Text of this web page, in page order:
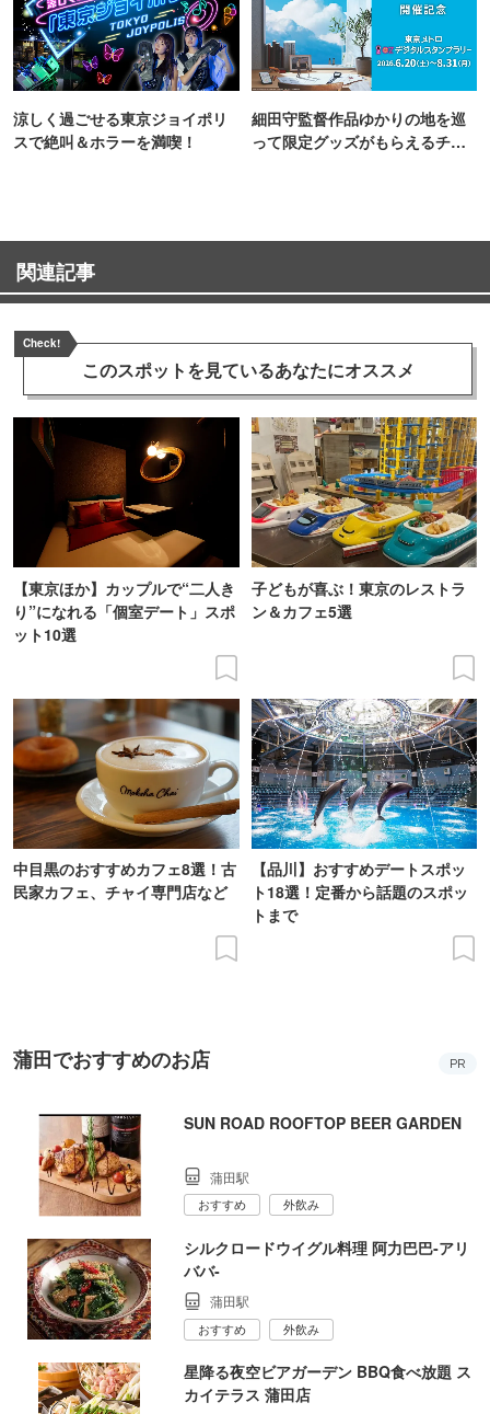
涼しく過ごせる東京ジョイポリ
スで絶叫＆ホラーを満喫！
細田守監督作品ゆかりの地を巡
って限定グッズがもらえるチャ
関連記事
Check!
このスポットを見ているあなたにオススメ
【東京ほか】カップルで“二人き
り”になれる「個室デート」スポ
ット10選
子どもが喜ぶ！東京のレストラ
ン＆カフェ5選
中目黒のおすすめカフェ8選！古
民家カフェ、チャイ専門店など
【品川】おすすめデートスポッ
ト18選！定番から話題のスポッ
トまで
蒲田でおすすめのお店 PR
SUN ROAD ROOFTOP BEER GARDEN
蒲田駅
おすすめ 外飲み
シルクロードウイグル料理 阿力巴巴‐アリ
ババ‐
蒲田駅
おすすめ 外飲み
星降る夜空ビアガーデン BBQ食べ放題 ス
カイテラス 蒲田店